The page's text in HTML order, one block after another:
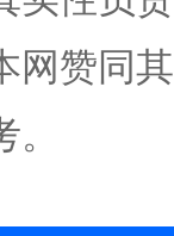
网赞同